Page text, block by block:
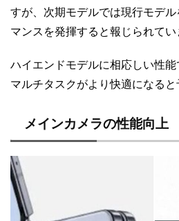
すが、次期モデルでは現行モデ
マンスを発揮すると報じられてい
ハイエンドモデルに相応しい性
マルチタスクがより快適になると
メインカメラの性能向上